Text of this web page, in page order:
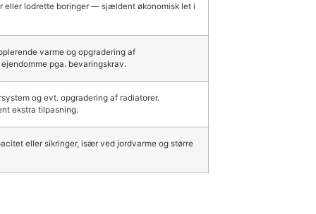
eller lodrette boringer — sjældent økonomisk let i
varme og opgradering af
pga. bevaringskrav.
og evt. opgradering af radiatorer.
ekstra tilpasning.
eller sikringer, især ved jordvarme og større